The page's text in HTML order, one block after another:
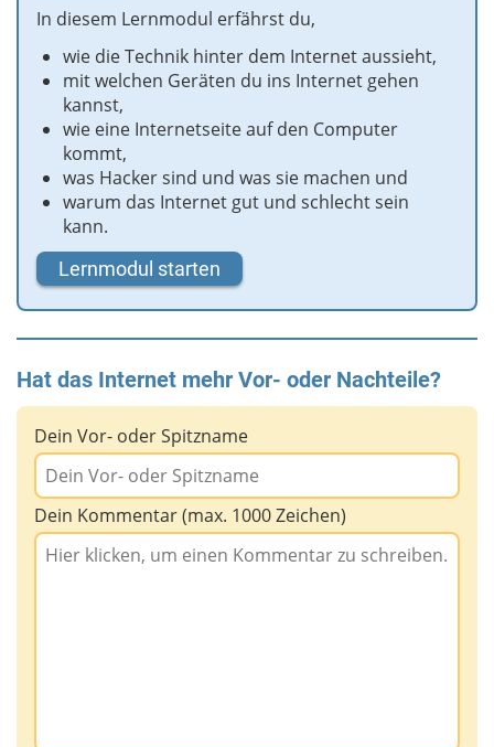
In diesem Lernmodul erfährst du,
wie die Technik hinter dem Internet aussieht,
mit welchen Geräten du ins Internet gehen
kannst,
wie eine Internetseite auf den Computer
kommt,
was Hacker sind und was sie machen und
warum das Internet gut und schlecht sein
kann.
Lernmodul starten
Hat das Internet mehr Vor- oder Nachteile?
Dein Vor- oder Spitzname
Dein Kommentar (max. 1000 Zeichen)